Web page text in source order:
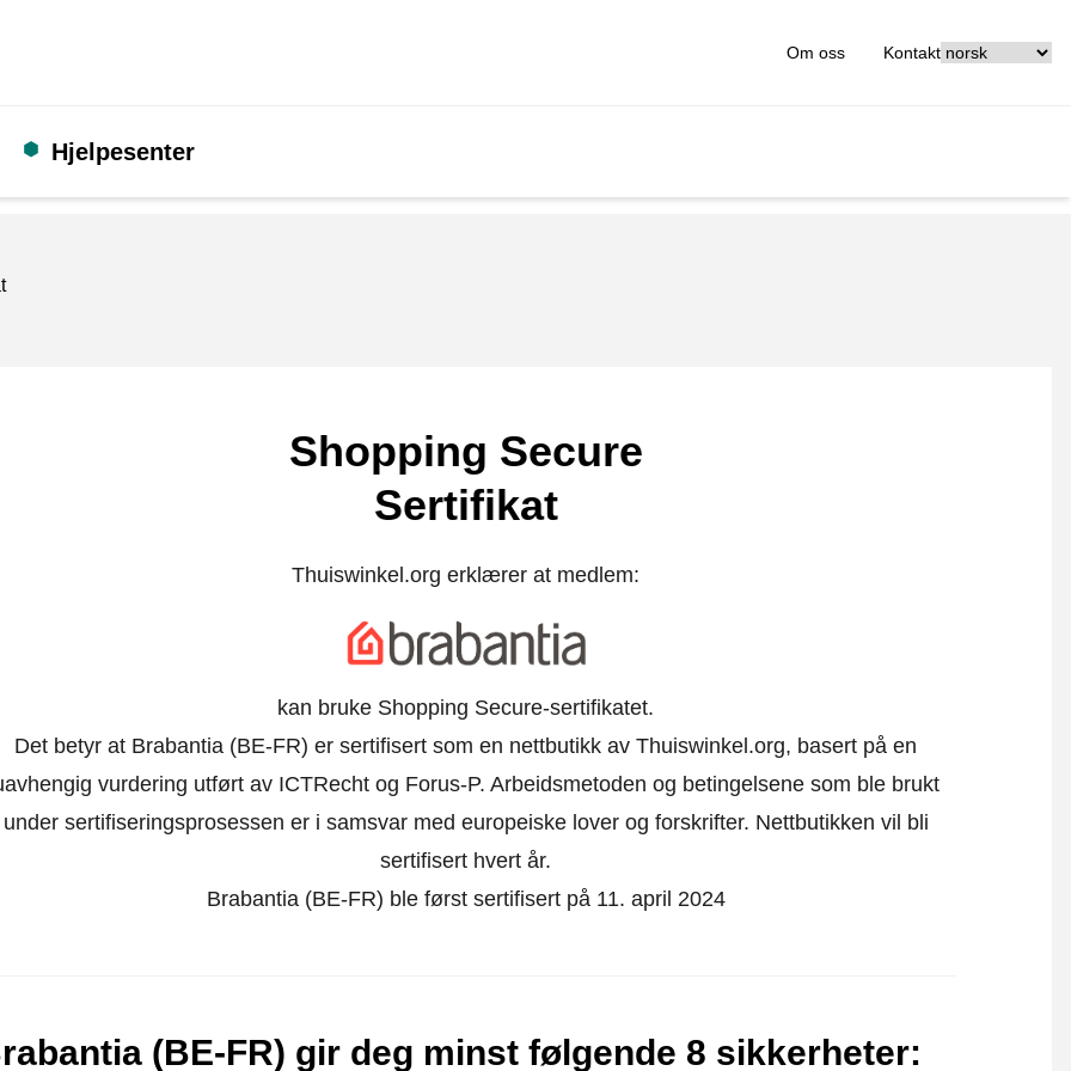
Om oss Kontakt
Hjelpesenter
Shopping Secure
Sertifikat
Thuiswinkel.org erklærer at medlem:
kan bruke Shopping Secure-sertifikatet.
Det betyr at Brabantia (BE-FR) er sertifisert som en nettbutikk av Thuiswinkel.org, basert på en
vurdering utført av ICTRecht og Forus-P. Arbeidsmetoden og betingelsene som ble brukt
under sertifiseringsprosessen er i samsvar med europeiske lover og forskrifter. Nettbutikken vil bli
sertifisert hvert år.
Brabantia (BE-FR) ble først sertifisert på 11. april 2024
(BE-FR) gir deg minst følgende 8 sikkerheter: